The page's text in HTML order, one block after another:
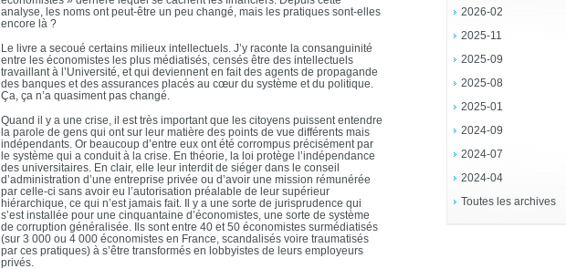
2026-02
2025-11
2025-09
2025-08
2025-01
2024-09
2024-07
2024-04
Toutes les archives
analyse, les noms ont peut-être un peu changé, mais les pratiques sont-elles
encore là ?
Le livre a secoué certains milieux intellectuels. J’y raconte la consanguinité
entre les économistes les plus médiatisés, censés être des intellectuels
travaillant à l’Université, et qui deviennent en fait des agents de propagande
des banques et des assurances placés au cœur du système et du politique.
Ça, ça n’a quasiment pas changé.
Quand il y a une crise, il est très important que les citoyens puissent entendre
la parole de gens qui ont sur leur matière des points de vue différents mais
indépendants. Or beaucoup d’entre eux ont été corrompus précisément par
le système qui a conduit à la crise. En théorie, la loi protège l’indépendance
des universitaires. En clair, elle leur interdit de siéger dans le conseil
d’administration d’une entreprise privée ou d’avoir une mission rémunérée
par celle-ci sans avoir eu l’autorisation préalable de leur supérieur
hiérarchique, ce qui n’est jamais fait. Il y a une sorte de jurisprudence qui
s’est installée pour une cinquantaine d’économistes, une sorte de système
de corruption généralisée. Ils sont entre 40 et 50 économistes surmédiatisés
(sur 3 000 ou 4 000 économistes en France, scandalisés voire traumatisés
par ces pratiques) à s’être transformés en lobbyistes de leurs employeurs
privés.